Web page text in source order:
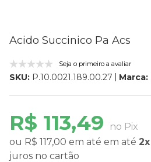
Acido Succinico Pa Acs
Seja o primeiro a avaliar
SKU: P.10.0021.189.00.27 Marca:
R$ 113,49
no Pix
ou R$ 117,00 em até em até 2x
juros no cartão